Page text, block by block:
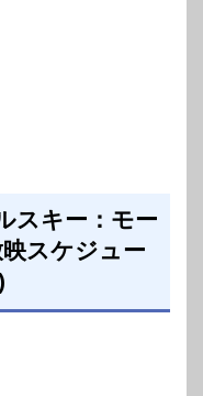
スキー：モー
スケジュー